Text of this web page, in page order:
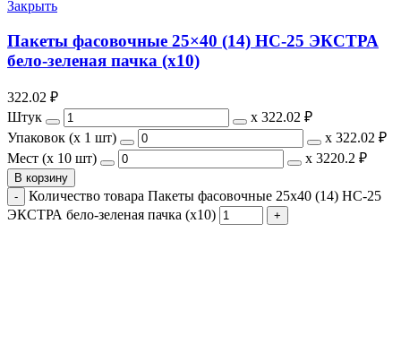
Закрыть
Пакеты фасовочные 25×40 (14) НС-25 ЭКСТРА
бело-зеленая пачка (х10)
322.02 ₽
Штук
х 322.02 ₽
Упаковок (x 1 шт)
х 322.02 ₽
Мест (x 10 шт)
х 3220.2 ₽
В корзину
Количество товара Пакеты фасовочные 25x40 (14) НС-25
ЭКСТРА бело-зеленая пачка (х10)